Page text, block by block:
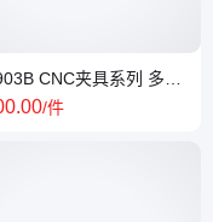
CNC夹具系列 多工
具 OK夹 具 服务有保障
.00/件